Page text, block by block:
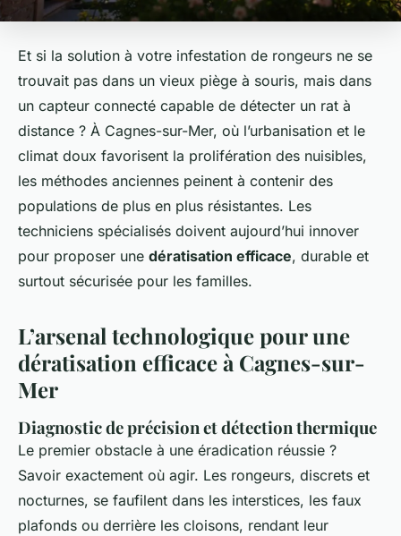
Et si la solution à votre infestation de rongeurs ne se
trouvait pas dans un vieux piège à souris, mais dans
un capteur connecté capable de détecter un rat à
distance ? À Cagnes-sur-Mer, où l’urbanisation et le
climat doux favorisent la prolifération des nuisibles,
les méthodes anciennes peinent à contenir des
populations de plus en plus résistantes. Les
techniciens spécialisés doivent aujourd’hui innover
pour proposer une dératisation efficace, durable et
surtout sécurisée pour les familles.
L’arsenal technologique pour une
dératisation efficace à Cagnes-sur-
Mer
Diagnostic de précision et détection thermique
Le premier obstacle à une éradication réussie ?
Savoir exactement où agir. Les rongeurs, discrets et
nocturnes, se faufilent dans les interstices, les faux
plafonds ou derrière les cloisons, rendant leur